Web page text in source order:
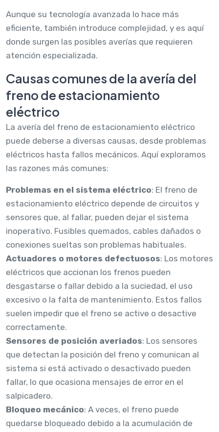
Aunque su tecnología avanzada lo hace más
eficiente, también introduce complejidad, y es aquí
donde surgen las posibles averías que requieren
atención especializada.
Causas comunes de la avería del
freno de estacionamiento
eléctrico
La avería del freno de estacionamiento eléctrico
puede deberse a diversas causas, desde problemas
eléctricos hasta fallos mecánicos. Aquí exploramos
las razones más comunes:
Problemas en el sistema eléctrico: El freno de
estacionamiento eléctrico depende de circuitos y
sensores que, al fallar, pueden dejar el sistema
inoperativo. Fusibles quemados, cables dañados o
conexiones sueltas son problemas habituales.
Actuadores o motores defectuosos: Los motores
eléctricos que accionan los frenos pueden
desgastarse o fallar debido a la suciedad, el uso
excesivo o la falta de mantenimiento. Estos fallos
suelen impedir que el freno se active o desactive
correctamente.
Sensores de posición averiados: Los sensores
que detectan la posición del freno y comunican al
sistema si está activado o desactivado pueden
fallar, lo que ocasiona mensajes de error en el
salpicadero.
Bloqueo mecánico: A veces, el freno puede
quedarse bloqueado debido a la acumulación de